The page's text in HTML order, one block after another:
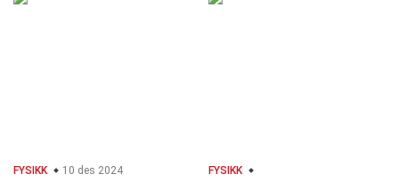
FYSIKK 10 des 2024 FYSIKK